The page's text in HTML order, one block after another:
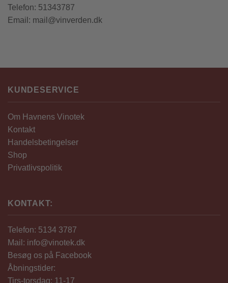
Telefon: 51343787
Email: mail@vinverden.dk
KUNDESERVICE
Om Havnens Vinotek
Kontakt
Handelsbetingelser
Shop
Privatlivspolitik
KONTAKT:
Telefon: 5134 3787
Mail: info@vinotek.dk
Besøg os på Facebook
Åbningstider:
Tirs-torsdag: 11-17